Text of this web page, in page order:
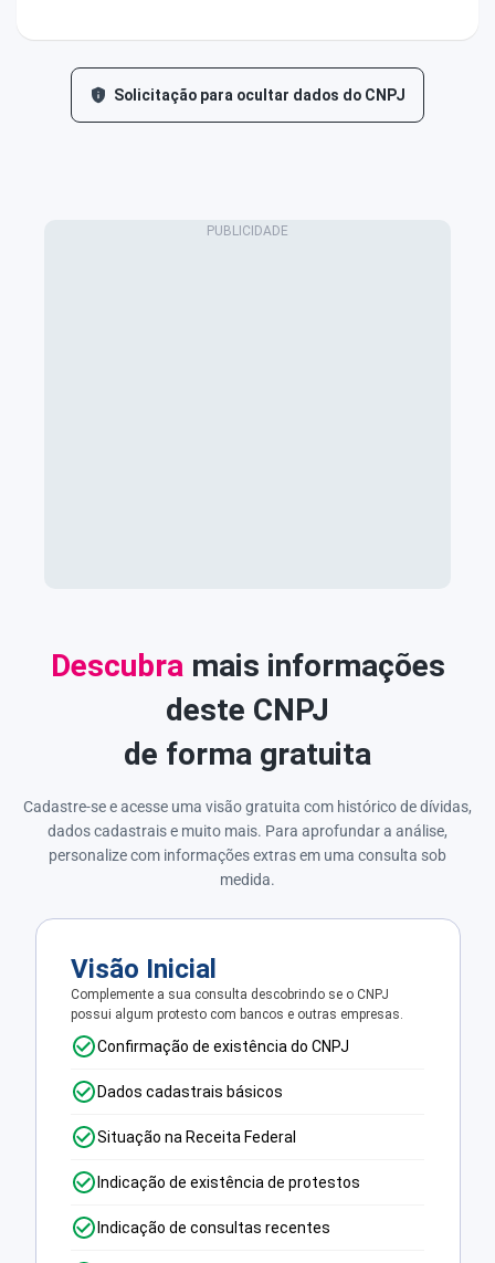
Solicitação para ocultar dados do CNPJ
Descubra mais informações
deste CNPJ
de forma gratuita
Cadastre-se e acesse uma visão gratuita com histórico de dívidas,
dados cadastrais e muito mais. Para aprofundar a análise,
personalize com informações extras em uma consulta sob
medida.
Visão Inicial
Complemente a sua consulta descobrindo se o CNPJ
possui algum protesto com bancos e outras empresas.
Confirmação de existência do CNPJ
Dados cadastrais básicos
Situação na Receita Federal
Indicação de existência de protestos
Indicação de consultas recentes